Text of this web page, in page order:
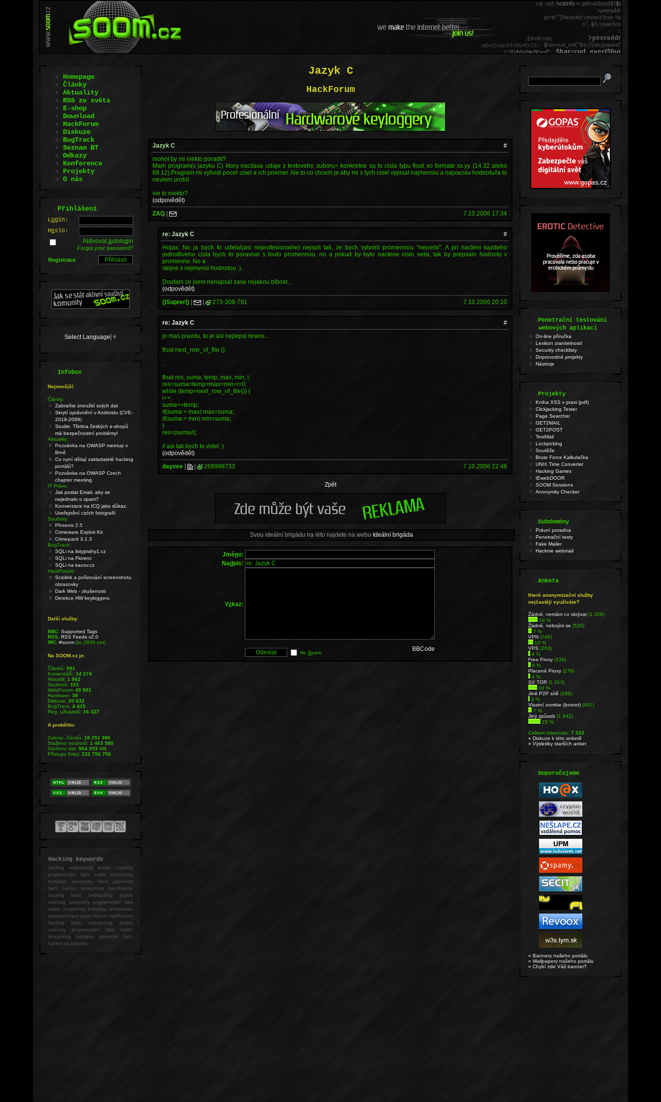
Jazyk C
HackForum
Jazyk C
#
mohol by mi niekto poradit?
Mam program(v jazyku C) ktory nacitava udaje z textoveho suboru= konkretne su to cisla typu float vo formate xx.yy (14.32 alebo
68.12).Program mi vyhodi pocet cisel a ich priemer. Ale to co chcem je aby mi s tych cisel vypisal najmensiu a najvacsiu hodnotu//a to
neviem urobit
vie to niekto?
(odpovědět)
ZAQ | 7.10.2006 17:34
re: Jazyk C
#
Hojas. No ja bych to udelal(asi neprofesionalne) nejspit tak, ze bych vytvoril promennou "nejvetsi". A pri nacteni kazdeho
jednotliveho cisla bych to poravnal s touto promennou, no a pokud by bylo nactene cislo vetsi, tak by prepsalo hodnotu v
promenne. No a
stejne s nejmensi hodnotou :).
Doufam ze jsem nenapsal zase nejakou blbost...
(odpovědět)
()Suprer() | | 273-308-791 7.10.2006 20:10
re: Jazyk C
#
jo mas pravdu, to je asi nejlepsi reseni...
float next_row_of_file ();
float res, suma, temp, max, min, i;
res=suma=temp=max=min=i=0;
while (temp=next_row_of_file()) {
i++;
suma+=temp;
if(suma < max) max=suma;
if(suma > min) min=suma;
}
res=(suma/i);
// asi tak bych to videl :)
(odpovědět)
dayvee | | 268998733 7.10.2006 22:48
Zpět
Svou ideální brigádu na léto najdete na webu Ideální brigáda
Jméno:
Nadpis:
Vzkaz:
No Spam
BBCode
Homepage
Články
Aktuality
RSS ze světa
E-shop
Download
HackForum
Diskuze
BugTrack
Seznam BT
Odkazy
Konference
Projekty
O nás
.Přihlášení
Login:
Heslo:
Aktivovatautologin
Forgot your password?
Registrace
Select Language ▼
.Infobox
Nejnovější:
Články:
Zabraňte zneužití svých dat
Skrytí oprávnění v Androidu (CVE-
2019-2089)
Studie: Třetina českých e-shopů
má bezpečnostní problémy!
Aktuality:
Pozvánka na OWASP meetup v
Brně
Co nyní dělají zakladatelé hacking
portálů?
Pozvánka na OWASP Czech
chapter meeting
IT Právo:
Jak poslat Email, aby se
nejednalo o spam?
Konverzace na ICQ jako důkaz.
Uveřejnění cizích fotografií
Soubory:
Phoenix 2.5
Crimeware Exploit Kit
Crimepack 3.1.3
BugTrack:
SQLi na listyprahy1.cz
SQLi na Florenc
SQLi na kacov.cz
HackForum:
Sciolink a pořizování screenshotu
obrazovky
Dark Web - zkušenosti
Detekce HW keyloggeru
Další služby:
BBC: Supported Tags
RSS: RSS Feeds v2.0
IRC: #soom(irc.2600.net)
Na SOOM.cz je:
Článků:991
Komentářů:14 274
Aktualit:1 862
Souborů:151
WebForum:49 501
Hardware:38
Diskuze:20 632
BugTrack:4 415
Reg. uživatelů:16 427
A proběhlo:
Zobraz. článků:18 251 386
Staženo souborů:1 463 580
Staženo dat:964 203MB
Přístupy (hits):232 756 756
Hacking keywords
hackingwebhacking exploit cracking
programování fake mailer lockpicking
bumpkey anonymity heslo password
hackhacker anonymous hackforums
hackingheslo webhacking exploit
cracking anonymity programování fake
mailer lockpicking bumpkey anonymous
password hack proxy hacker hackforums
hacking heslo webhacking exploit
cracking programování fake mailer
lockpicking bumpkey password hack
hackerhackforums
.Penetrační testování
webových aplikací
On-line příručka
Lexikon zranitelností
Security checklisty
Doprovodné projekty
Nástroje
.Projekty
Kniha XSS v praxi (pdf)
Clickjacking Tester
Page Searcher
GET2MAIL
GET2POST
TestMail
Lockpicking
Soutěže
Brute Force Kalkulačka
UNIX Time Converter
Hacking Games
IEwebDOOR
SOOM Sessions
Anonymity Checker
.Subdomény
Právní poradna
Penetrační testy
Fake Mailer
Hackme webmail
.Anketa
Které anonymizační služby
nejčastěji využíváte?
Źádné, nemám co skrývat(1 358)
19 %
Žádné, nebojím se(520)
7 %
VPN(746)
10 %
VPS(263)
4 %
Free Proxy(336)
5 %
Placené Proxy(278)
4 %
Síť TOR(1 313)
18 %
Jiné P2P sítě(186)
3 %
Vlastní zombie (botnet)(491)
7 %
Jiný způsob(1 842)
25 %
Celkem hlasovalo:7 333
» Diskuze k této anketě
» Výsledky starších anket
.Doporučujeme
» Bannery našeho portálu
» Wallpapery našeho portálu
» Chybí zde Váš banner?